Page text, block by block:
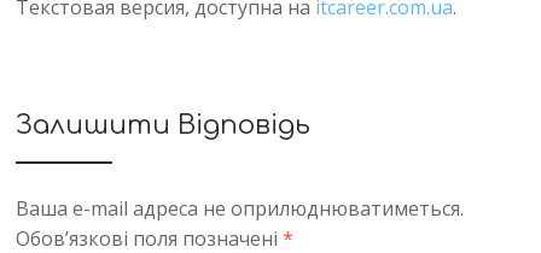
Текстовая версия, доступна на itcareer.com.ua.
Залишити Відповідь
Ваша e-mail адреса не оприлюднюватиметься.
Обов’язкові поля позначені*